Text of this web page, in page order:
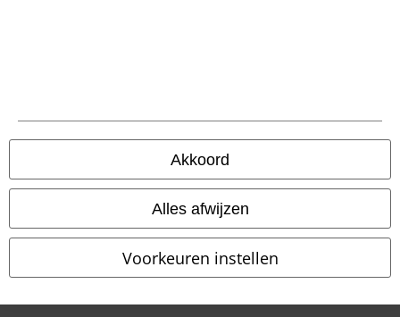
Akkoord
Alles afwijzen
Voorkeuren instellen
Privacyverklaring
Verklaring van conformiteit
Informatie over toegankelijkheid
Cookie-instellingen